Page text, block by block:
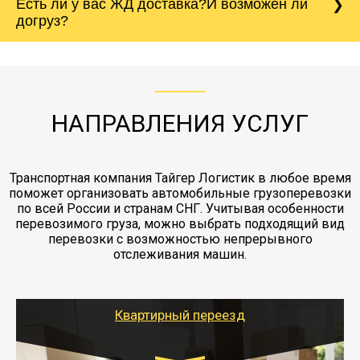
сантиметров. Идеальная упаковка
холодильника - обложить картонными
коробками и обмотать стрейч пленкой.
непредвиденных ситуаций. Делаем страховку
Вашего груза по ставке 0.15 от стоимости
груза. Мы сотрудничаем по услугам страховки
заканчивая выгрузкой в пункте получателя.
морской путь. Речная доставка баржой.
Есть ли у вас ЖД доставка?И возможен ли
догруз?
НАПРАВЛЕНИЯ УСЛУГ
Транспортная компания Тайгер Логистик в любое время
поможет организовать автомобильные грузоперевозки
по всей России и странам СНГ. Учитывая особенности
перевозимого груза, можно выбрать подходящий вид
перевозки с возможностью непрерывного
отслеживания машин.
Квартирный переезд